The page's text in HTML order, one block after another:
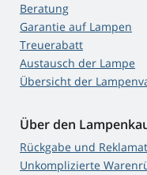
Beratung
Garantie auf Lampen
Treuerabatt
Austausch der Lampe
Übersicht der
Über den
Rückgabe und
Unkomplizierte